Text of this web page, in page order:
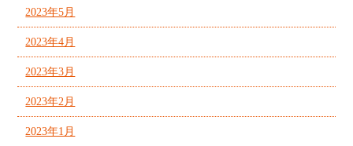
2023年5月
2023年4月
2023年3月
2023年2月
2023年1月